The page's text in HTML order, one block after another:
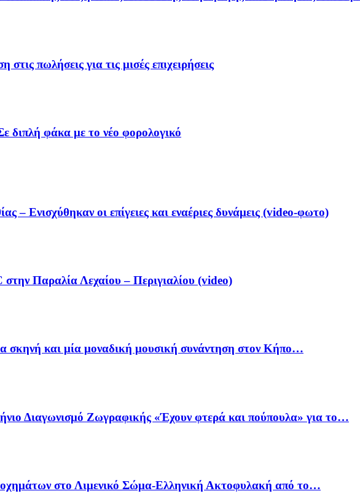
πωλήσεις για τις μισές επιχειρήσεις
διπλή φάκα με το νέο φορολογικό
– Ενισχύθηκαν οι επίγειες και εναέριες δυνάμεις (video-φωτο)
Παραλία Λεχαίου – Περιγιαλίου (video)
σκηνή και μία μοναδική μουσική συνάντηση στον Κήπο…
Διαγωνισμό Ζωγραφικής «Έχουν φτερά και πούπουλα» για το…
στο Λιμενικό Σώμα-Ελληνική Ακτοφυλακή από το…